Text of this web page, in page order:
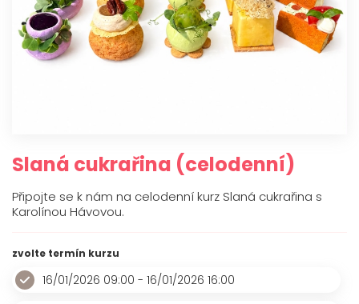
Slaná cukrařina (celodenní)
Připojte se k nám na celodenní kurz Slaná cukrařina s
Karolínou Hávovou.
zvolte termín kurzu
16/01/2026 09:00 - 16/01/2026 16:00
Dárkové poukazy
Eshop